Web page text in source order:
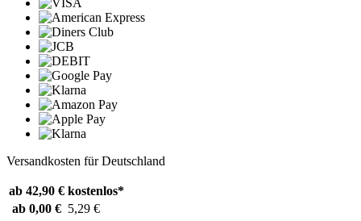
Versandkosten für Deutschland
ab 42,90 € kostenlos*
ab 0,00 € 5,29 €